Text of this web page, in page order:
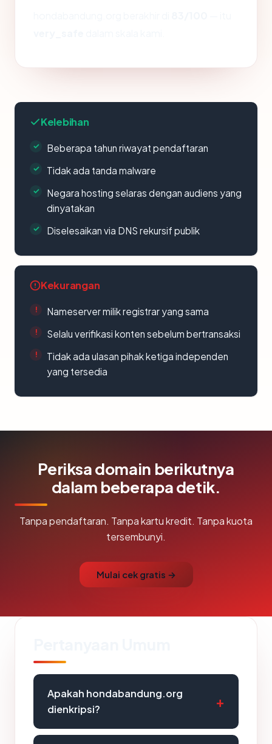
Kelebihan
Beberapa tahun riwayat pendaftaran
Tidak ada tanda malware
Negara hosting selaras dengan audiens yang
dinyatakan
Diselesaikan via DNS rekursif publik
Kekurangan
Nameserver milik registrar yang sama
Selalu verifikasi konten sebelum bertransaksi
Tidak ada ulasan pihak ketiga independen
yang tersedia
Periksa domain berikutnya
dalam beberapa detik.
Tanpa pendaftaran. Tanpa kartu kredit. Tanpa kuota
tersembunyi.
Mulai cek gratis →
Apakah hondabandung.org
dienkripsi?